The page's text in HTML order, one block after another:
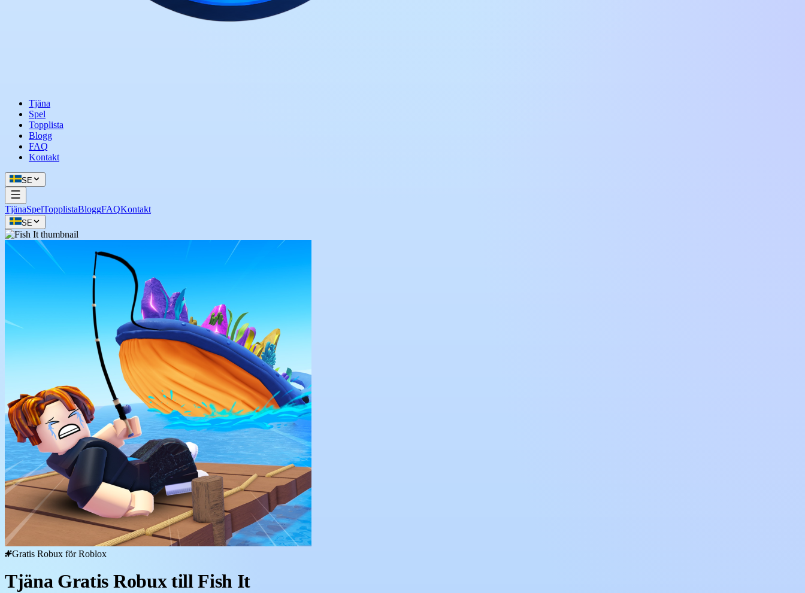
Tjäna
Spel
Topplista
Blogg
FAQ
Kontakt
SE
TjänaSpelTopplistaBloggFAQKontakt
SE
Gratis Robux för Roblox
Tjäna Gratis Robux till Fish It